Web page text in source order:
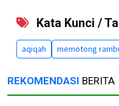
Kata Kunci /
aqiqah memotong
REKOMENDASI BERITA